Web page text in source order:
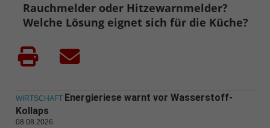
Rauchmelder oder Hitzewarnmelder?
Welche Lösung eignet sich für die Küche?
WIRTSCHAFT Energieriese warnt vor Wasserstoff-
Kollaps
08.08.2026